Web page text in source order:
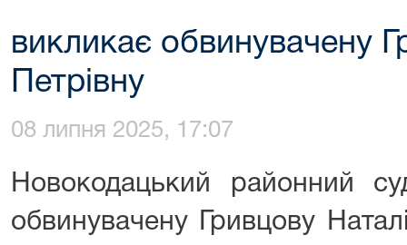
викликає обвинувачену
Петрівну
08 липня 2025, 17:07
Новокодацький районний
обвинувачену Гривцову